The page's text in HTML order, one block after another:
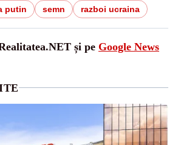
putin semn razboi ucraina
și pe Google News